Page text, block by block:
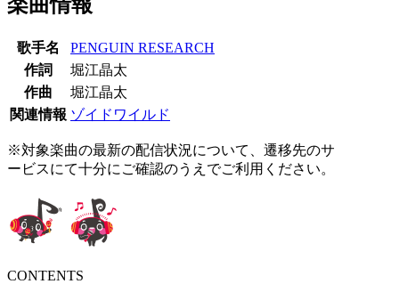
歌手名
PENGUIN RESEARCH
作詞
堀江晶太
作曲
堀江晶太
関連情報 ゾイドワイルド
※対象楽曲の最新の配信状況について、遷移先のサ
ービスにて十分にご確認のうえでご利用ください。
CONTENTS